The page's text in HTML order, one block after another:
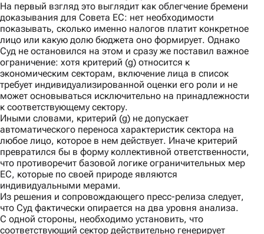
На первый взгляд это выглядит как облегчение бремени
доказывания для Совета ЕС: нет необходимости
показывать, сколько именно налогов платит конкретное
лицо или какую долю бюджета оно формирует. Однако
Суд не остановился на этом и сразу же поставил важное
ограничение: хотя критерий (g) относится к
экономическим секторам, включение лица в список
требует индивидуализированной оценки его роли и не
может основываться исключительно на принадлежности
к соответствующему сектору.
Иными словами, критерий (g) не допускает
автоматического переноса характеристик сектора на
любое лицо, которое в нем действует. Иначе критерий
превратился бы в форму коллективной ответственности,
что противоречит базовой логике ограничительных мер
ЕС, которые по своей природе являются
индивидуальными мерами.
Из решения и сопровождающего пресс-релиза следует,
что Суд фактически опирается на два уровня анализа.
С одной стороны, необходимо установить, что
соответствующий сектор действительно генерирует